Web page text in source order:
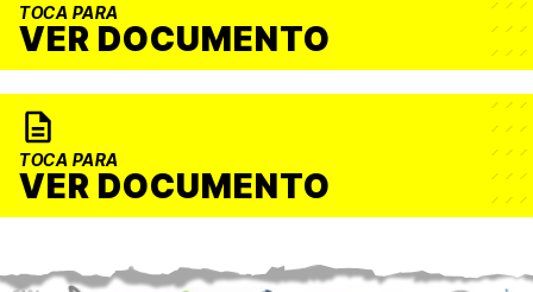
TOCA PARA
VER DOCUMENTO
TOCA PARA
VER DOCUMENTO